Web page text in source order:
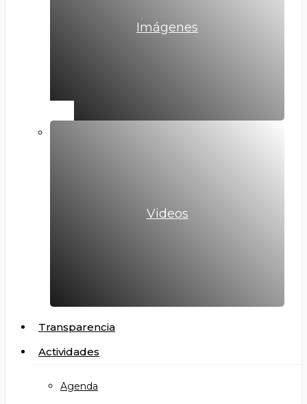
Imágenes
Videos
Transparencia
Actividades
Agenda